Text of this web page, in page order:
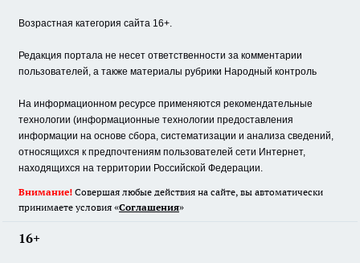
Возрастная категория сайта 16+.
Редакция портала не несет ответственности за комментарии
пользователей, а также материалы рубрики Народный контроль
На информационном ресурсе применяются рекомендательные
технологии (информационные технологии предоставления
информации на основе сбора, систематизации и анализа сведений,
относящихся к предпочтениям пользователей сети Интернет,
находящихся на территории Российской Федерации.
Внимание! Совершая любые действия на сайте, вы автоматически
принимаете условия «Cоглашения»
16+